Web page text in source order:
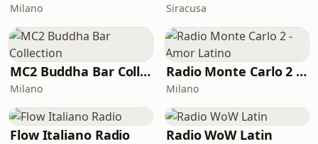
Milano Siracusa
MC2 Buddha Bar Collection
Milano
Radio Monte Carlo 2 - Amor Latino
Milano
Flow Italiano Radio Radio WoW Latin